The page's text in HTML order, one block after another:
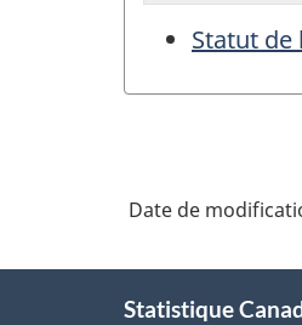
Statut
Date de
Statistique